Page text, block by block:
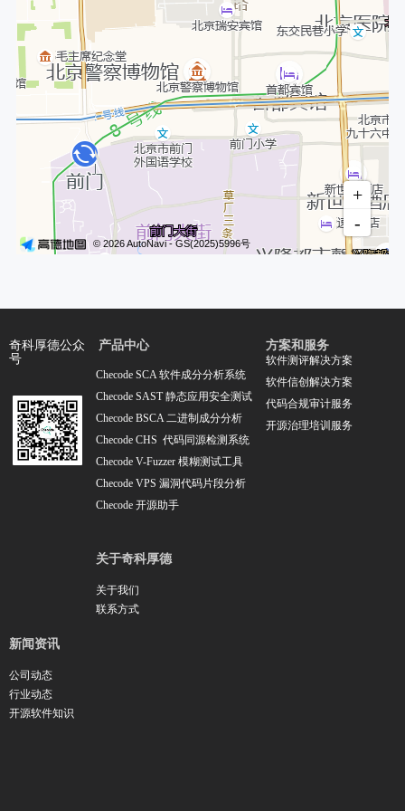
Checode SCA 软件成分分析系统
Checode SAST 静态应用安全测试
Checode BSCA 二进制成分分析
Checode CHS 代码同源检测系统
Checode V-Fuzzer 模糊测试工具
Checode VPS 漏洞代码片段分析
Checode 开源助手
奇科厚德公众
号
产品中心
软件测评解决方案
软件信创解决方案
代码合规审计服务
开源治理培训服务
新闻资讯
方案和服务
公司动态
行业动态
开源软件知识
关于奇科厚德
关于我们
联系方式